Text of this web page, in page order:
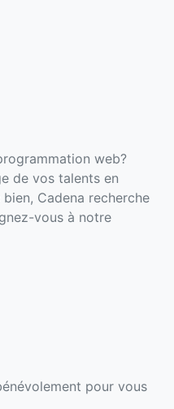
web?
de vos talents en
Cadena recherche
vous à notre
pour vous